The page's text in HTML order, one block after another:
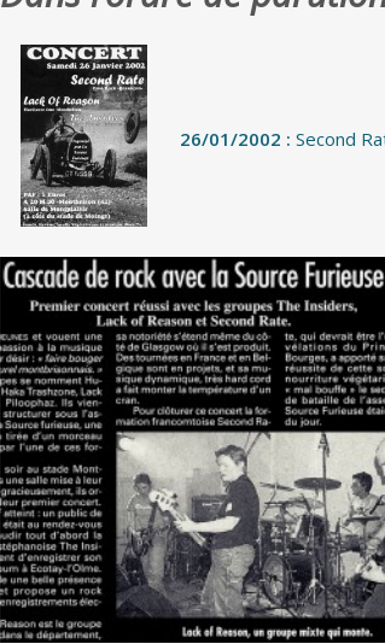
26/01/2002 : Second